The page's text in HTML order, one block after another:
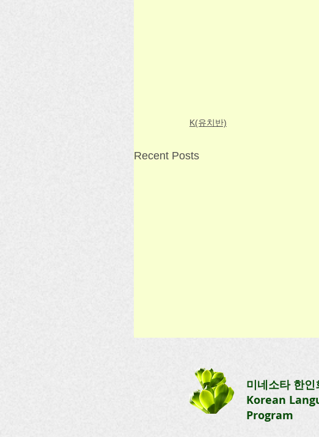
K(유치반)
Recent Posts
수업일: 2026. 4. 12(일) 1:00-3:40
1교시-교재1 - 동화로 배우는 한글
입문2 2교시-교재2 - 신나는 한국
어 Week 10(4/12) 1교시 - 복습 -
미네소타 한인
Korean
Program